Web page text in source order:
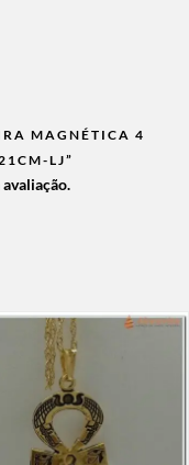
MAGNÉTICA 4
LJ”